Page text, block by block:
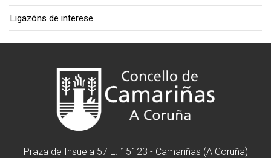
Ligazóns de interese
Praza de Insuela 57 E. 15123 - Camariñas (A Coruña)